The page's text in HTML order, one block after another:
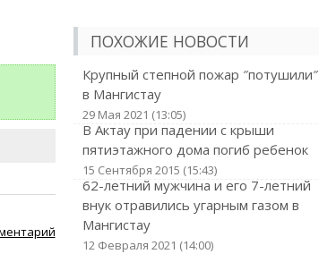
ПОХОЖИЕ НОВОСТИ
Крупный степной пожар ″потушили″
в Мангистау
29 Мая 2021 (13:05)
В Актау при падении с крыши
пятиэтажного дома погиб ребенок
15 Сентября 2015 (15:43)
62-летний мужчина и его 7-летний
внук отравились угарным газом в
Мангистау
12 Февраля 2021 (14:00)